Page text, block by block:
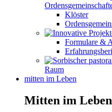
Klöster
Formulare &
Raum
mitten im Leben
Mitten im Leben